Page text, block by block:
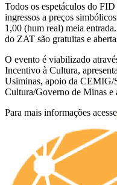
Todos os espetáculos do
ingressos a preços
1,00 (hum real) meia
do ZAT são gratuitas e
O evento é viabilizado
Incentivo à Cultura,
Usiminas, apoio da CEMIG/
Cultura/Governo de Minas e
Para mais informações acesse